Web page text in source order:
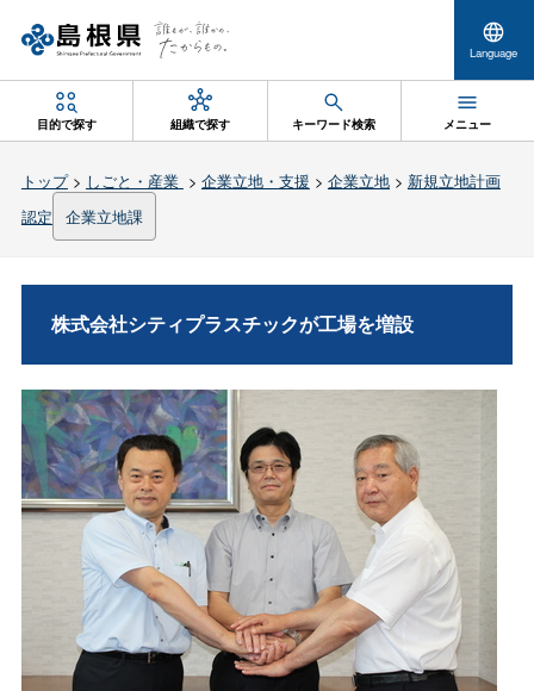
Language
目的で探す 組織で探す キーワード検索 メニュー
トップ> しごと・産業 > 企業立地・支援 > 企業立地> 新規立地計画
認定
企業立地課
株式会社シティプラスチックが工場を増設